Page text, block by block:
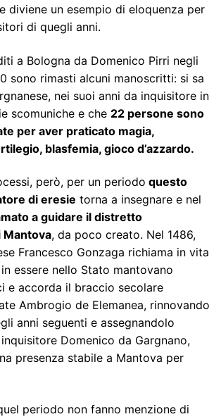
diviene un esempio di eloquenza per
di quegli anni.
a Bologna da Domenico Pirri negli
sono rimasti alcuni manoscritti: si sa
nei suoi anni da inquisitore in
scomuniche e che 22 persone sono
per aver praticato magia,
blasfemia, gioco d’azzardo.
però, per un periodo questo
di eresie torna a insegnare e nel
a guidare il distretto
Mantova, da poco creato. Nel 1486,
Francesco Gonzaga richiama in vita
essere nello Stato mantovano
e accorda il braccio secolare
Ambrogio de Elemanea, rinnovando
anni seguenti e assegnandolo
Domenico da Gargnano,
presenza stabile a Mantova per
periodo non fanno menzione di